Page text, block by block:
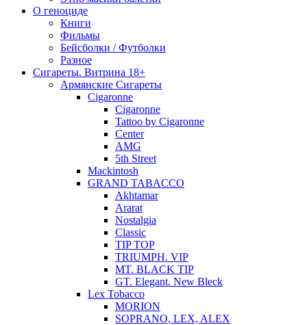
О геноциде
Книги
Фильмы
Бейсболки / Футболки
Разное
Сигареты. Витрина 18+
Армянские Сигареты
Cigaronne
Cigaronne
Tattoo by Cigaronne
Center
AMG
5th Street
Mackintosh
GRAND TABACCO
Akhtamar
Ararat
Nostalgia
Classic
TIP TOP
TRIUMPH. VIP
MT. BLACK TIP
GT. Elegant. New Bleck
Lex Tobacco
MORION
SOPRANO, LEX, ALEX